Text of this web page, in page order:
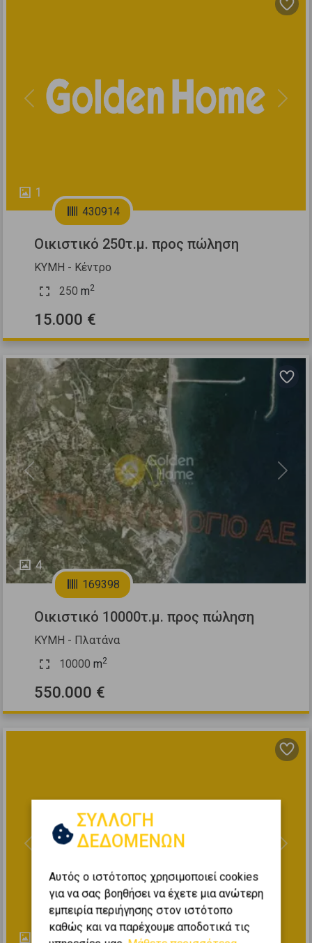
1
Previous Next
430914
Οικιστικό 250τ.μ. προς πώληση
ΚΥΜΗ - Κέντρο
250 m2
15.000 €
4
Previous Next
169398
Οικιστικό 10000τ.μ. προς πώληση
ΚΥΜΗ - Πλατάνα
10000 m2
550.000 €
Previous Next
ΣΥΛΛΟΓΗ
ΔΕΔΟΜΕΝΩΝ
Αυτός ο ιστότοπος χρησιμοποιεί cookies
για να σας βοηθήσει να έχετε μια ανώτερη
εμπειρία περιήγησης στον ιστότοπο
καθώς και να παρέχουμε αποδοτικά τις